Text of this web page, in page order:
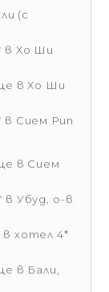
(с
в Хо Ши
в Хо Ши
в Сием Рип
в Сием
в Убуд, о-в
в хотел 4*
в Бали,